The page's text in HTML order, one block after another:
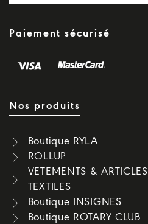
Paiement sécurisé
Nos produits
Boutique RYLA
ROLLUP
VETEMENTS & ARTICLES
TEXTILES
Boutique INSIGNES
Boutique ROTARY CLUB